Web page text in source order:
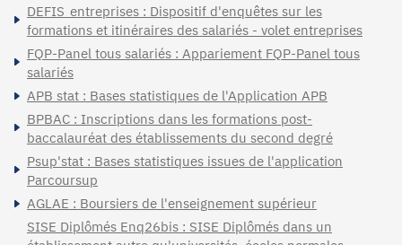
DEFIS_entreprises : Dispositif d'enquêtes sur les
formations et itinéraires des salariés - volet entreprises
FQP-Panel tous salariés : Appariement FQP-Panel tous
salariés
APB stat : Bases statistiques de l'Application APB
BPBAC : Inscriptions dans les formations post-
baccalauréat des établissements du second degré
Psup'stat : Bases statistiques issues de l'application
Parcoursup
AGLAE : Boursiers de l'enseignement supérieur
SISE Diplômés Enq26bis : SISE Diplômés dans un